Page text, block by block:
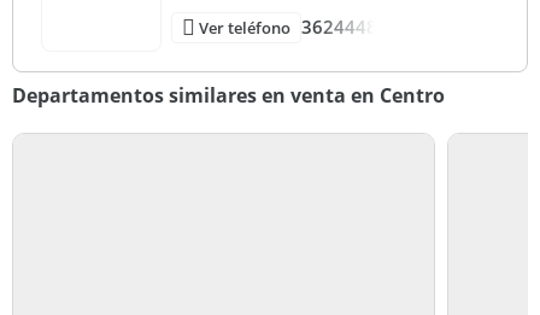
Ver teléfono 3624448
Departamentos similares en venta en Centro